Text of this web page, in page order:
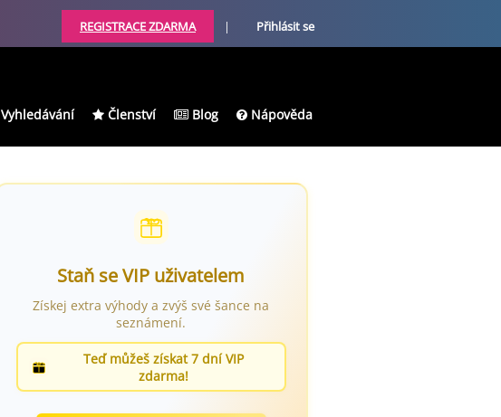
REGISTRACE ZDARMA | Přihlásit se
Vyhledávání Členství Blog Nápověda
Staň se VIP uživatelem
Získej extra výhody a zvýš své šance na
seznámení.
Teď můžeš získat 7 dní VIP
zdarma!